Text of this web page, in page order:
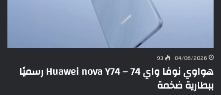
04/06/2026
93
هواوي نوفا واي 74 – Huawei nova Y74 رسميًا
ببطارية ضخمة